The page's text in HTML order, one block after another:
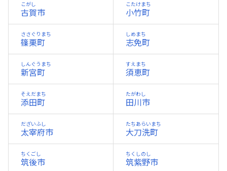
古賀市
こがし
小竹町
こたけまち
篠栗町
ささぐりまち
志免町
しめまち
新宮町
しんぐうまち
須恵町
すえまち
添田町
そえだまち
田川市
たがわし
太宰府市
だざいふし
大刀洗町
たちあらいまち
筑後市
ちくごし
筑紫野市
ちくしのし